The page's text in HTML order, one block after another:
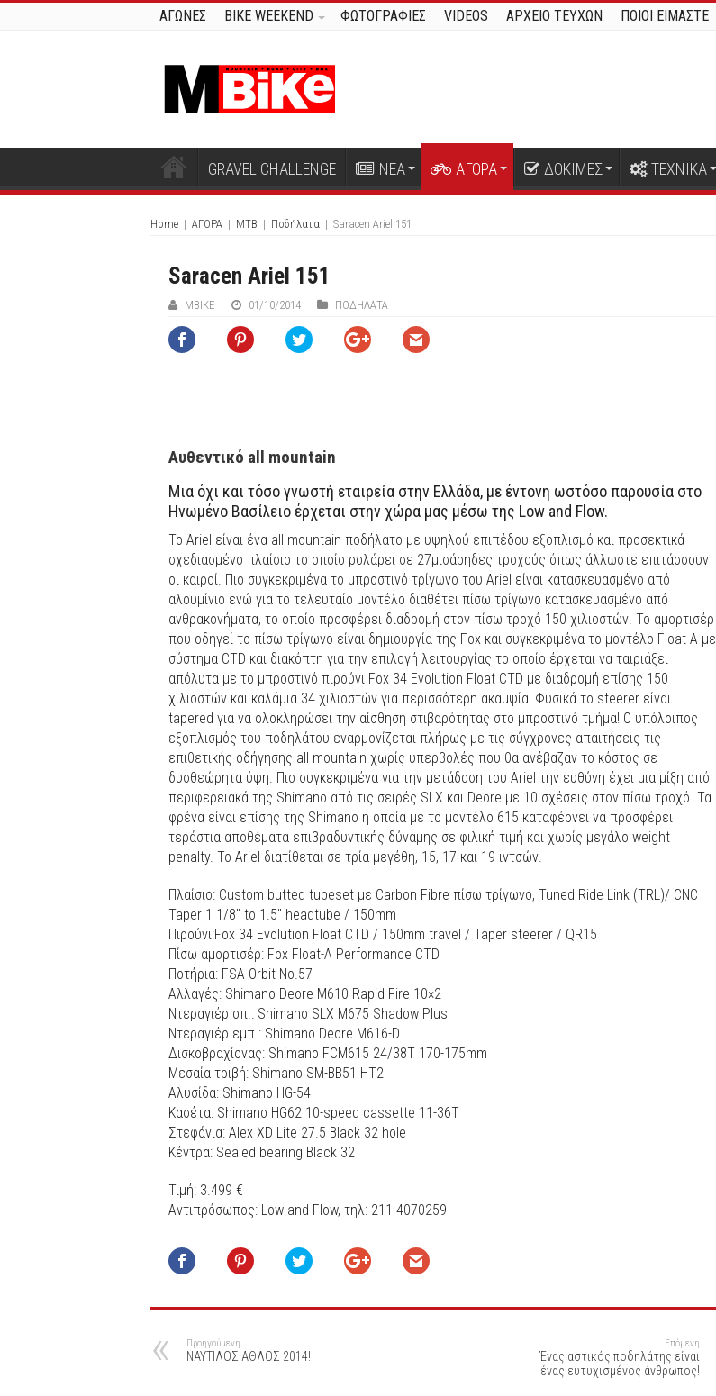
ΑΓΩΝΕΣ BIKE WEEKEND ΦΩΤΟΓΡΑΦΙΕΣ VIDEOS ΑΡΧΕΙΟ ΤΕΥΧΩΝ ΠΟΙΟΙ ΕΙΜΑΣΤΕ
GRAVEL CHALLENGE ΝΕΑ ΑΓΟΡΑ ΔΟΚΙΜΕΣ ΤΕΧΝΙΚΑ
Home | ΑΓΟΡΑ | MTB | Ποδήλατα | Saracen Αriel 151
Saracen Αriel 151
ΜΒIKE 01/10/2014 ΠΟΔΉΛΑΤΑ
Αυθεντικό all mountain
Mια όχι και τόσο γνωστή εταιρεία στην Ελλάδα, με έντονη ωστόσο παρουσία στο
Ηνωμένο Βασίλειο έρχεται στην χώρα μας μέσω της Low and Flow.
Το Ariel είναι ένα all mountain ποδήλατο με υψηλού επιπέδου εξοπλισμό και προσεκτικά
σχεδιασμένο πλαίσιο το οποίο ρολάρει σε 27μισάρηδες τροχούς όπως άλλωστε επιτάσσουν
οι καιροί. Πιο συγκεκριμένα το μπροστινό τρίγωνο του Ariel είναι κατασκευασμένο από
αλουμίνιο ενώ για το τελευταίο μοντέλο διαθέτει πίσω τρίγωνο κατασκευασμένο από
ανθρακονήματα, το οποίο προσφέρει διαδρομή στον πίσω τροχό 150 χιλιοστών. Το αμορτισέρ
που οδηγεί το πίσω τρίγωνο είναι δημιουργία της Fox και συγκεκριμένα το μοντέλο Float A με
σύστημα CTD και διακόπτη για την επιλογή λειτουργίας το οποίο έρχεται να ταιριάξει
απόλυτα με το μπροστινό πιρούνι Fox 34 Evolution Float CTD με διαδρομή επίσης 150
χιλιοστών και καλάμια 34 χιλιοστών για περισσότερη ακαμψία! Φυσικά το steerer είναι
tapered για να ολοκληρώσει την αίσθηση στιβαρότητας στο μπροστινό τμήμα! Ο υπόλοιπος
εξοπλισμός του ποδηλάτου εναρμονίζεται πλήρως με τις σύγχρονες απαιτήσεις τις
επιθετικής οδήγησης all mountain χωρίς υπερβολές που θα ανέβαζαν το κόστος σε
δυσθεώρητα ύψη. Πιο συγκεκριμένα για την μετάδοση του Ariel την ευθύνη έχει μια μίξη από
περιφερειακά της Shimano από τις σειρές SLX και Deore με 10 σχέσεις στον πίσω τροχό. Τα
φρένα είναι επίσης της Shimano η οποία με το μοντέλο 615 καταφέρνει να προσφέρει
τεράστια αποθέματα επιβραδυντικής δύναμης σε φιλική τιμή και χωρίς μεγάλο weight
penalty. Το Ariel διατίθεται σε τρία μεγέθη, 15, 17 και 19 ιντσών.
Πλαίσιο: Custom butted tubeset με Carbon Fibre πίσω τρίγωνο, Tuned Ride Link (TRL)/ CNC
Taper 1 1/8″ to 1.5″ headtube / 150mm
Πιρούνι:Fox 34 Evolution Float CTD / 150mm travel / Taper steerer / QR15
Πίσω αμορτισέρ: Fox Float-A Performance CTD
Ποτήρια: FSA Orbit No.57
Αλλαγές: Shimano Deore M610 Rapid Fire 10×2
Ντεραγιέρ οπ.: Shimano SLX M675 Shadow Plus
Ντεραγιέρ εμπ.: Shimano Deore M616-D
Δισκοβραχίονας: Shimano FCM615 24/38T 170-175mm
Μεσαία τριβή: Shimano SM-BB51 HT2
Αλυσίδα: Shimano HG-54
Κασέτα: Shimano HG62 10-speed cassette 11-36T
Στεφάνια: Alex XD Lite 27.5 Black 32 hole
Κέντρα: Sealed bearing Black 32
Τιμή: 3.499 €
Αντιπρόσωπος: Low and Flow, τηλ: 211 4070259
Προηγούμενη
ΝΑΥΤΙΛΟΣ ΑΘΛΟΣ 2014!
Επόμενη
Ένας αστικός ποδηλάτης είναι
ένας ευτυχισμένος άνθρωπος!